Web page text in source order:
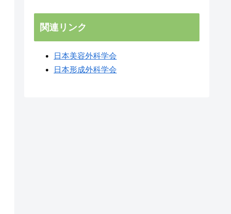
関連リンク
日本美容外科学会
日本形成外科学会